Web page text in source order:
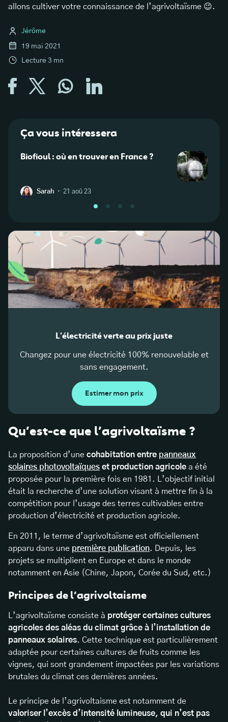
allons cultiver votre connaissance de l’agrivoltaïsme 😉.
Jérôme
19 mai 2021
Lecture 3 mn
Ça vous intéressera
Biofioul : où en trouver en France ?
Sarah · 21 aoû 23
L'électricité verte au prix juste
Changez pour une électricité 100% renouvelable et
sans engagement.
Estimer mon prix
Qu’est-ce que l’agrivoltaïsme ?
La proposition d’une cohabitation entre panneaux
solaires photovoltaïques et production agricole a été
proposée pour la première fois en 1981. L’objectif initial
était la recherche d’une solution visant à mettre fin à la
compétition pour l’usage des terres cultivables entre
production d’électricité et production agricole.
En 2011, le terme d’agrivoltaïsme est officiellement
apparu dans une première publication. Depuis, les
projets se multiplient en Europe et dans le monde
notamment en Asie (Chine, Japon, Corée du Sud, etc.)
Principes de l’agrivoltaisme
L’agrivoltaïsme consiste à protéger certaines cultures
agricoles des aléas du climat grâce à l’installation de
panneaux solaires. Cette technique est particulièrement
adaptée pour certaines cultures de fruits comme les
vignes, qui sont grandement impactées par les variations
brutales du climat ces dernières années.
Le principe de l’agrivoltaisme est notamment de
valoriser l’excès d’intensité lumineuse, qui n’est pas